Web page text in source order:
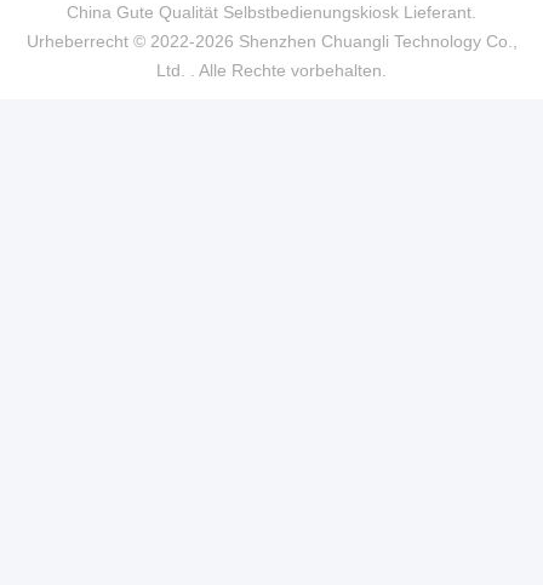
China Gute Qualität Selbstbedienungskiosk Lieferant.
Urheberrecht © 2022-2026 Shenzhen Chuangli Technology Co.,
Ltd. . Alle Rechte vorbehalten.